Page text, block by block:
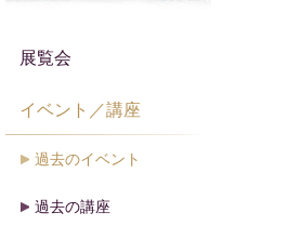
展覧会
イベント／講座
過去のイベント
過去の講座